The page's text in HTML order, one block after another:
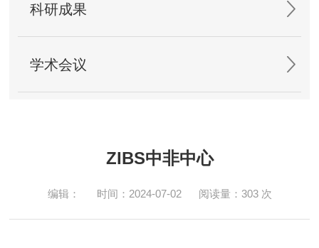
科研成果
学术会议
ZIBS中非中心
编辑： 时间：2024-07-02 阅读量： 303 次